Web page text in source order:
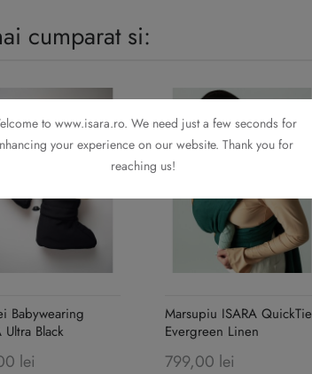
cumparat si:
Babywearing
Ultra Black
lei
Marsupiu ISARA QuickTie
Evergreen Linen
799,00 lei
to www.isara.ro. We need just a few seconds for
your experience on our website. Thank you for
reaching us!